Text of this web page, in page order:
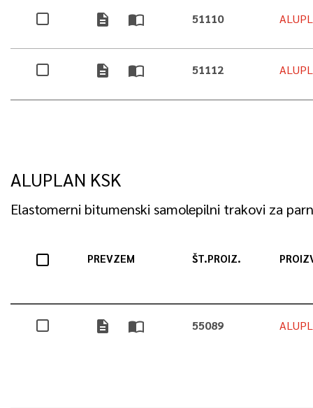
description import_contacts 51110
description import_contacts 51112
ALUPLAN KSK
Elastomerni bitumenski samolepilni trakovi za
PREVZEM ŠT.PROIZ.
description import_contacts 55089